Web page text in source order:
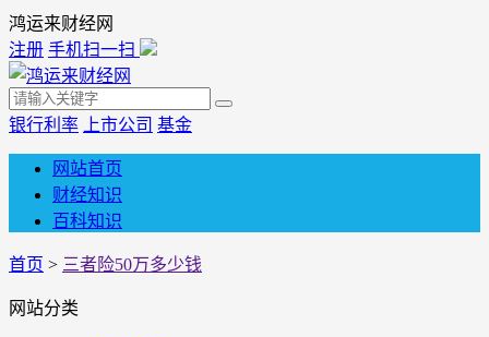
鸿运来财经网
注册 手机扫一扫
银行利率 上市公司 基金
网站首页
财经知识
百科知识
首页 > 三者险50万多少钱
网站分类